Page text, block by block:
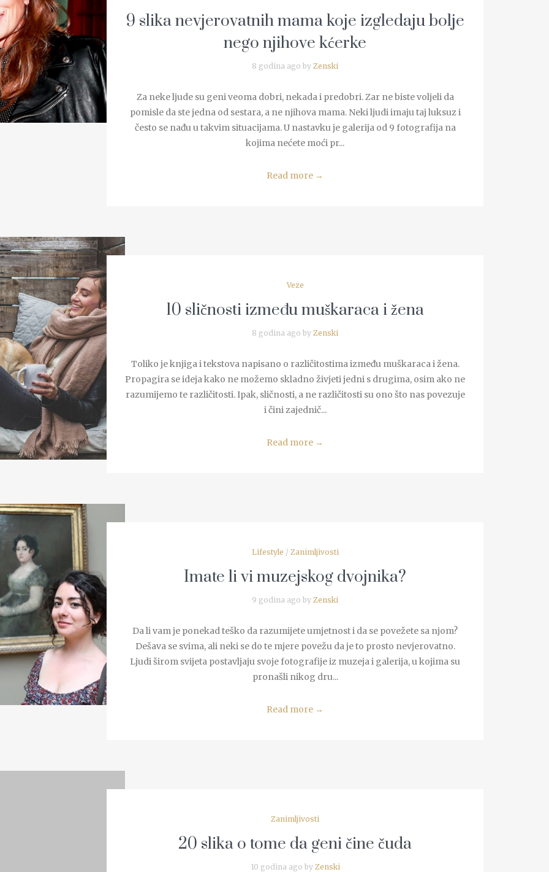
9 slika nevjerovatnih mama koje izgledaju bolje
nego njihove kćerke
8 godina ago by Zenski
Za neke ljude su geni veoma dobri, nekada i predobri. Zar ne biste voljeli da
pomisle da ste jedna od sestara, a ne njihova mama. Neki ljudi imaju taj luksuz i
često se nađu u takvim situacijama. U nastavku je galerija od 9 fotografija na
kojima nećete moći pr...
Read more →
Veze
10 sličnosti između muškaraca i žena
8 godina ago by Zenski
Toliko je knjiga i tekstova napisano o različitostima između muškaraca i žena.
Propagira se ideja kako ne možemo skladno živjeti jedni s drugima, osim ako ne
razumijemo te različitosti. Ipak, sličnosti, a ne različitosti su ono što nas povezuje
i čini zajednič...
Read more →
Lifestyle / Zanimljivosti
Imate li vi muzejskog dvojnika?
9 godina ago by Zenski
Da li vam je ponekad teško da razumijete umjetnost i da se povežete sa njom?
Dešava se svima, ali neki se do te mjere povežu da je to prosto nevjerovatno.
Ljudi širom svijeta postavljaju svoje fotografije iz muzeja i galerija, u kojima su
pronašli nikog dru...
Read more →
Zanimljivosti
20 slika o tome da geni čine čuda
10 godina ago by Zenski